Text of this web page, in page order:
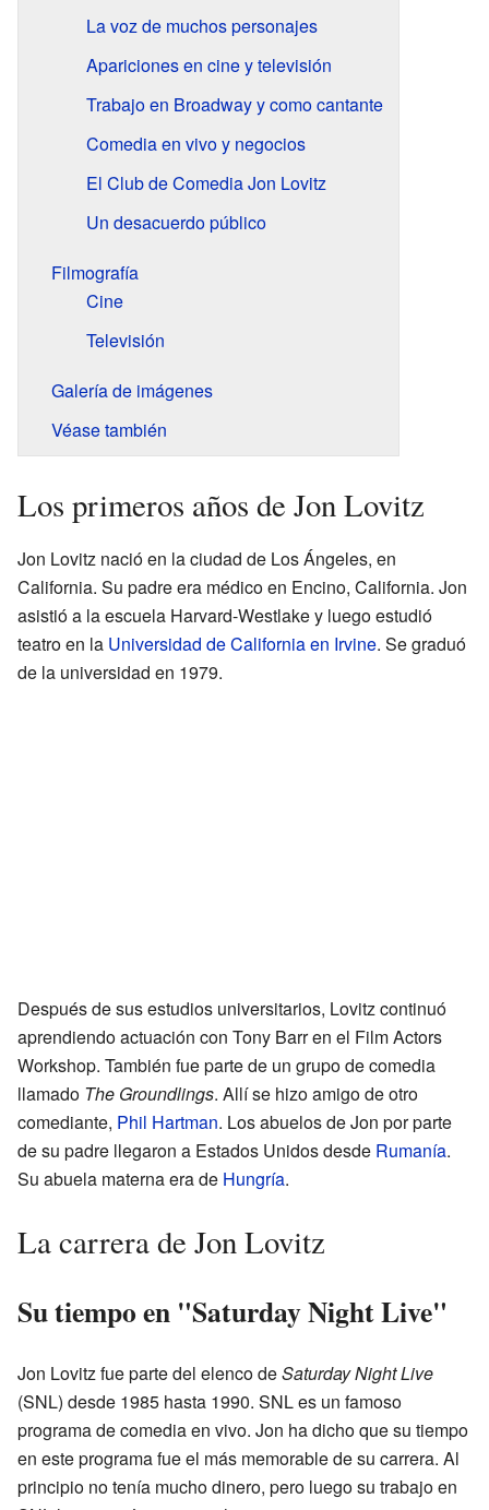
La voz de muchos personajes
Apariciones en cine y televisión
Trabajo en Broadway y como cantante
Comedia en vivo y negocios
El Club de Comedia Jon Lovitz
Un desacuerdo público
Filmografía
Cine
Televisión
Galería de imágenes
Véase también
Los primeros años de Jon Lovitz
Jon Lovitz nació en la ciudad de Los Ángeles, en
California. Su padre era médico en Encino, California. Jon
asistió a la escuela Harvard-Westlake y luego estudió
teatro en la Universidad de California en Irvine. Se graduó
de la universidad en 1979.
Después de sus estudios universitarios, Lovitz continuó
aprendiendo actuación con Tony Barr en el Film Actors
Workshop. También fue parte de un grupo de comedia
llamado The Groundlings. Allí se hizo amigo de otro
comediante, Phil Hartman. Los abuelos de Jon por parte
de su padre llegaron a Estados Unidos desde Rumanía.
Su abuela materna era de Hungría.
La carrera de Jon Lovitz
Su tiempo en "Saturday Night Live"
Jon Lovitz fue parte del elenco deSaturday Night Live
(SNL) desde 1985 hasta 1990. SNL es un famoso
programa de comedia en vivo. Jon ha dicho que su tiempo
en este programa fue el más memorable de su carrera. Al
principio no tenía mucho dinero, pero luego su trabajo en